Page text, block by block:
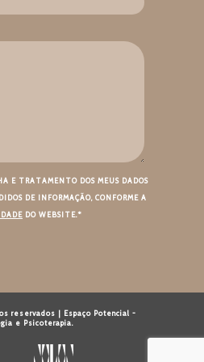
E TRATAMENTO DOS MEUS DADOS
DE INFORMAÇÃO, CONFORME A
DO WEBSITE.*
reservados | Espaço Potencial -
e Psicoterapia.